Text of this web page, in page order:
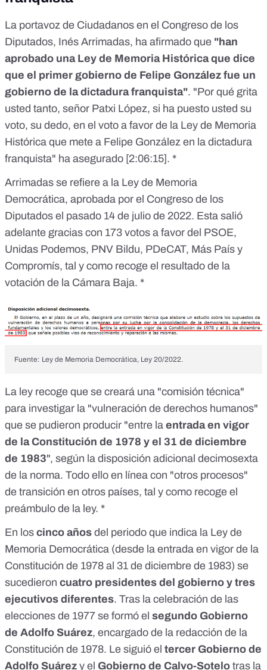
La portavoz de Ciudadanos en el Congreso de los
Diputados, Inés Arrimadas, ha afirmado que "han
aprobado una Ley de Memoria Histórica que dice
que el primer gobierno de Felipe González fue un
gobierno de la dictadura franquista". "Por qué grita
usted tanto, señor Patxi López, si ha puesto usted su
voto, su dedo, en el voto a favor de la Ley de Memoria
Histórica que mete a Felipe González en la dictadura
franquista" ha asegurado [2:06:15]. *
Arrimadas se refiere a la Ley de Memoria
Democrática, aprobada por el Congreso de los
Diputados el pasado 14 de julio de 2022. Esta salió
adelante gracias con 173 votos a favor del PSOE,
Unidas Podemos, PNV Bildu, PDeCAT, Más País y
Compromís, tal y como recoge el resultado de la
votación de la Cámara Baja. *
Fuente: Ley de Memoria Democrática, Ley 20/2022.
La ley recoge que se creará una "comisión técnica"
para investigar la "vulneración de derechos humanos"
que se pudieron producir "entre la entrada en vigor
de la Constitución de 1978 y el 31 de diciembre
de 1983", según la disposición adicional decimosexta
de la norma. Todo ello en línea con "otros procesos"
de transición en otros países, tal y como recoge el
preámbulo de la ley. *
En los cinco años del periodo que indica la Ley de
Memoria Democrática (desde la entrada en vigor de la
Constitución de 1978 al 31 de diciembre de 1983) se
sucedieron cuatro presidentes del gobierno y tres
ejecutivos diferentes. Tras la celebración de las
elecciones de 1977 se formó el segundo Gobierno
de Adolfo Suárez, encargado de la redacción de la
Constitución de 1978. Le siguió el tercer Gobierno de
Adolfo Suárez y el Gobierno de Calvo-Sotelo tras la